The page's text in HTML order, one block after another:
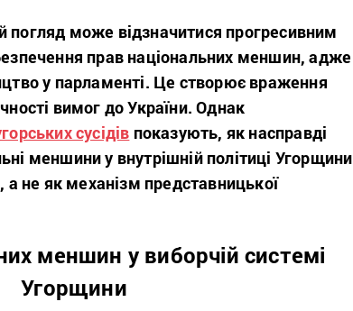
може відзначитися прогресивним
прав національних меншин, адже
у парламенті. Це створює враження
вимог до України. Однак
сусідів показують, як насправді
меншини у внутрішній політиці
а не як механізм представницької
меншин у виборчій системі
Угорщини